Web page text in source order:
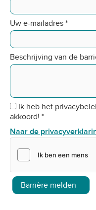
Uw e-mailadres *
Beschrijving van de
Ik heb het
akkoord! *
Naar de
Barrière melden